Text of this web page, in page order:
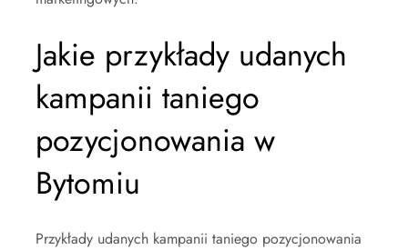
Jakie przykłady udanych
kampanii taniego
pozycjonowania w
Bytomiu
Przykłady udanych kampanii taniego pozycjonowania